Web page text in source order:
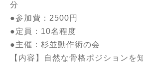
分
●参加費：2500円
●定員：10名程度
●主催：杉並動作術の会
【内容】自然な骨格ポジションを